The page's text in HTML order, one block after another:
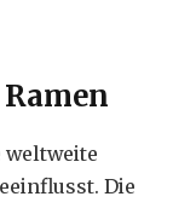
weltweite
Die